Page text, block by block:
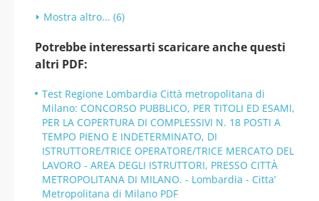
Mostra altro... (6)
Potrebbe interessarti scaricare anche questi
altri PDF:
Test Regione Lombardia Città metropolitana di
Milano: CONCORSO PUBBLICO, PER TITOLI ED ESAMI,
PER LA COPERTURA DI COMPLESSIVI N. 18 POSTI A
TEMPO PIENO E INDETERMINATO, DI
ISTRUTTORE/TRICE OPERATORE/TRICE MERCATO DEL
LAVORO - AREA DEGLI ISTRUTTORI, PRESSO CITTÀ
METROPOLITANA DI MILANO. - Lombardia - Citta’
Metropolitana di Milano PDF